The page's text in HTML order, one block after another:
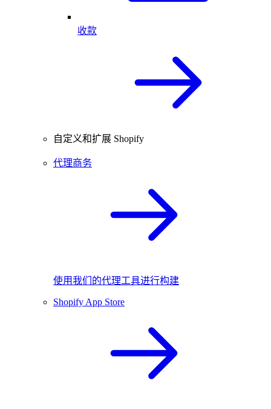
收款
自定义和扩展 Shopify
代理商务
使用我们的代理工具进行构建
Shopify App Store